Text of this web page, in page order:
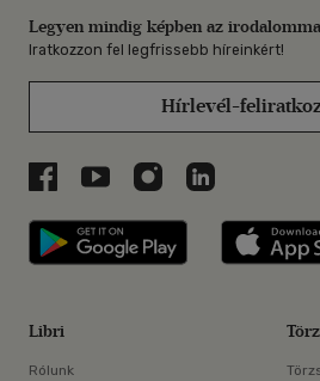
Legyen mindig képben az
Iratkozzon fel legfrissebb híreinkért!
Hírlevél-
Libri a Facebookon
Libri a Youtube-on
Libri azLibri a
Libri
Libri
Rólunk